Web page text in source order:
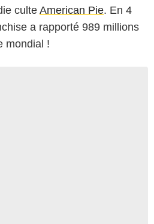
culte American Pie. En 4
a rapporté 989 millions
mondial !